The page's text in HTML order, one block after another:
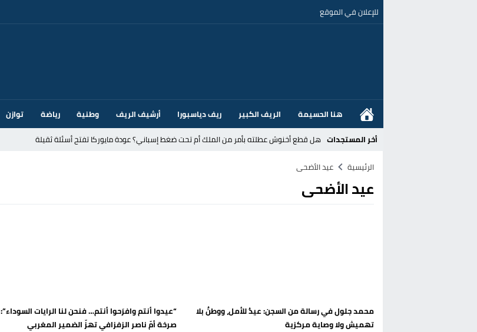
للإعلان في الموقع
هنا الحسيمة الريف الكبير ريف دياسبورا أرشيف الريف وطنية رياضة توازن
أخر المستجدات هل قطع أخنوش عطلته بأمر من الملك أم تحت ضغط إسباني؟ عودة مايوركا تفتح أسئلة ثقيلة
عز الدين أوناحي يتصدر اهتمامات كبار الأندية الإسبانية في الميركاتو الصيفي
تغيير تاريخي بحزب الاستقلال بالحسيمة: محمد الحموداني يبدأ مرحلة ما بعد مضيان
بين أمواج سبتة وشواطئ مايوركا: حين يهرب المواطن ويصطاف المسؤول
الرئيسية عيد الأضحى
عيد الأضحى
محمد جلول في رسالة من السجن: عيدٌ للأمل، ووطنٌ بلا
تهميش ولا وصاية مركزية
“عيدوا أنتم وافرَحوا أنتم… فنحن لنا الرايات السوداء”:
صرخة أمّ ناصر الزفزافي تهزّ الضمير المغربي